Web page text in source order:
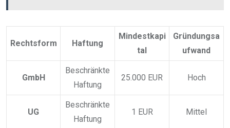
Rechtsform Haftung
Mindestkapi
tal
Gründungsa
ufwand
GmbH
Beschränkte
Haftung
25.000 EUR Hoch
UG
Beschränkte
Haftung
1 EUR Mittel